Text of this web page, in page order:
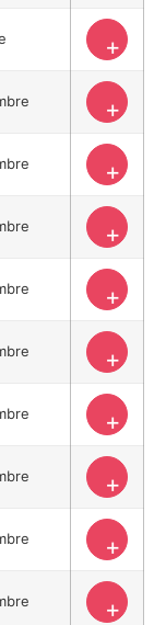
+
+
+
+
+
+
+
+
+
+